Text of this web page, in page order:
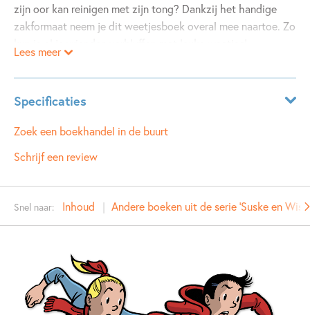
zijn oor kan reinigen met zijn tong? Dankzij het handige
zakformaat neem je dit weetjesboek overal mee naartoe. Zo
Lees meer
Specificaties
ISBN: 9789002278105
NUR:
Prijs: 10
99
SU Kids & Digits
Verschijningsdatum:
Kenmerken van dit boek
Zoek een boekhandel in de buurt
Schrijf een review
Snel naar: Inhoud Andere boeken uit de serie 'Suske en